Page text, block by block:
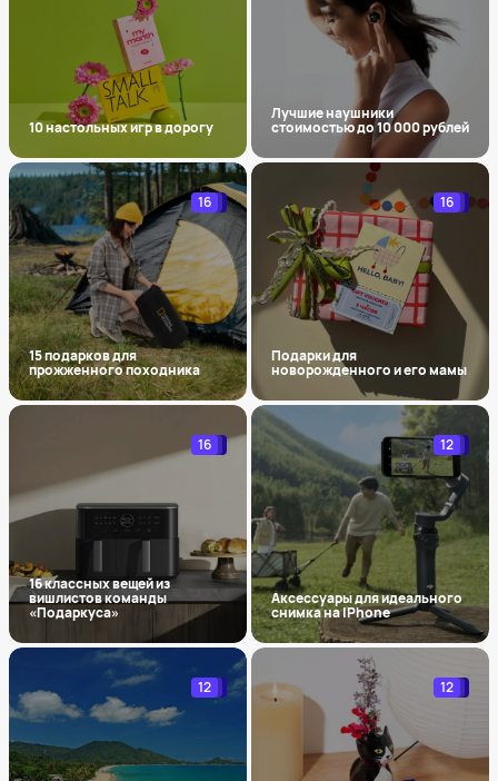
10 настольных игр в дорогу
Лучшие наушники
стоимостью до 10 000 рублей
16
15 подарков для
прожженного походника
16
Подарки для
новорожденного и его мамы
16
16 классных вещей из
вишлистов команды
«Подаркуса»
12
Аксессуары для идеального
снимка на IPhone
12 12